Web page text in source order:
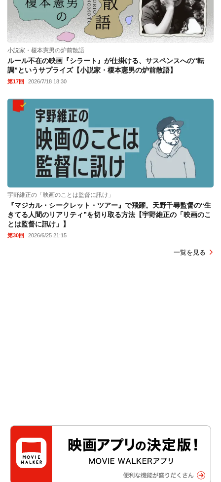
小説家・榎本憲男の炉前散語
ルール不在の映画『シラート』が仕掛ける、サスペンスへの“転
調”というサプライズ【小説家・榎本憲男の炉前散語】
第17回 2026/7/18 18:30
宇野維正の「映画のことは監督に訊け」
『マジカル・シークレット・ツアー』で飛躍。天野千尋監督の“生
きてる人間のリアリティ”を切り取る方法【宇野維正の「映画のこ
とは監督に訊け」】
第30回 2026/6/25 21:15
一覧を見る